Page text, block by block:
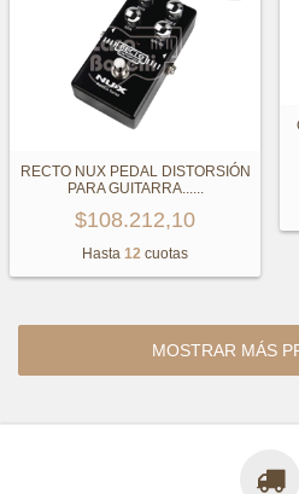
RECTO NUX PEDAL DISTORSIÓN
PARA GUITARRA......
$108.212,10
Hasta 12 cuotas
MOSTRAR MÁS